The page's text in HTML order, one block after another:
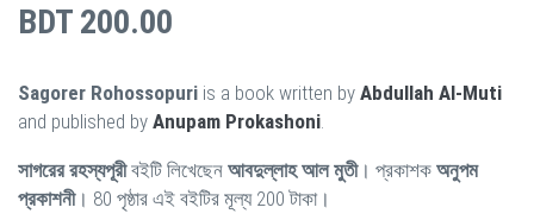
BDT 200.00
Sagorer Rohossopuri is a book written by Abdullah Al-Muti
and published by Anupam Prokashoni
সাগরের রহস্যপূরীবইটি লিখেছেন আবদুল্লাহ আল মুতী। প্রকাশক অনুপম
প্রকাশনী। 80 পৃষ্ঠার এই বইটির মূল্য 200 টাকা।